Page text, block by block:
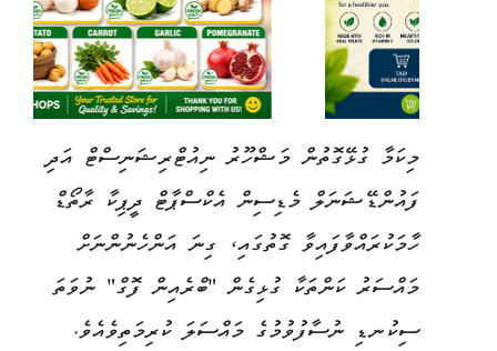
މިކަމާ ގުޅޭގޮތުން މަޝްހޫރު ނިއުޓްރިޝަނިސްޓް އަދި
ފައުންޑޭޝަނަލް މެޑިސިން އެކްސްޕާޓް ދީޕިކާ ރާތޯޑް
ހާމަކުރައްވާފައިވާ ގޮތުގައި، ގިނަ އަންހެނުންނަށް
މައްސަރު ކަންތަކާ ގުޅިގެން "ބްރެއިން ފޮގް" ނުވަތަ
ސިކުނޑި ނުސާފުވުމުގެ މައްސަލަ ކުރިމަތިވެއެވެ.